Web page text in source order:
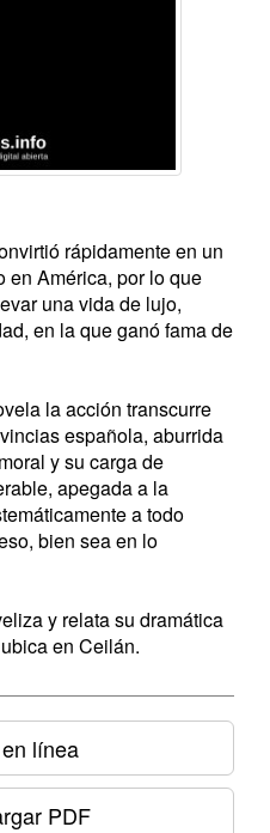
rápidamente en un
en América, por lo que
una vida de lujo,
en la que ganó fama de
la acción transcurre
española, aburrida
y su carga de
apegada a la
a todo
bien sea en lo
y relata su dramática
en Ceilán.
línea
PDF